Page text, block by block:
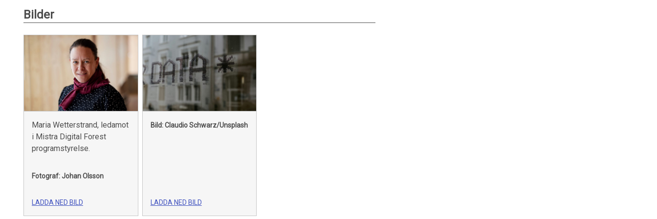
Bilder
Maria Wetterstrand, ledamot
i Mistra Digital Forest
programstyrelse.
Fotograf: Johan Olsson
LADDA NED BILD
Bild: Claudio Schwarz/Unsplash
LADDA NED BILD